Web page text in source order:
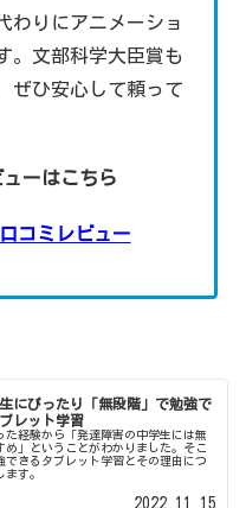
わりにアニメーショ
。文部科学大臣賞も
ぜひ安心して頼って
ーはこちら
コミレビュー
にぴったり「無段階」で勉強で
レット学習
た経験から「発達障害の中学生には無
め」ということがわかりました。そこ
できるタブレット学習とその理由につ
す。
2022.11.15